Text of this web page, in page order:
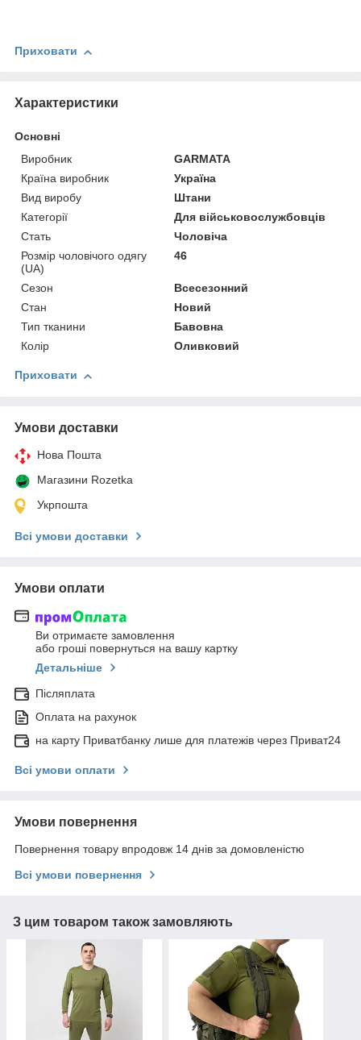
Приховати
Характеристики
Основні
Виробник
GARMATA
Країна виробник
Україна
Вид виробу
Штани
Категорії
Для військовослужбовців
Стать
Чоловіча
Розмір чоловічого одягу
(UA)
46
Сезон
Всесезонний
Стан
Новий
Тип тканини
Бавовна
Колір
Оливковий
Приховати
Умови доставки
Нова Пошта
Магазини Rozetka
Укрпошта
Всі умови доставки
Умови оплати
Ви отримаєте замовлення
або гроші повернуться на вашу картку
Детальніше
Післяплата
Оплата на рахунок
на карту Приватбанку лише для платежів через Приват24
Всі умови оплати
Умови повернення
Повернення товару впродовж 14 днів за домовленістю
Всі умови повернення
З цим товаром також замовляють